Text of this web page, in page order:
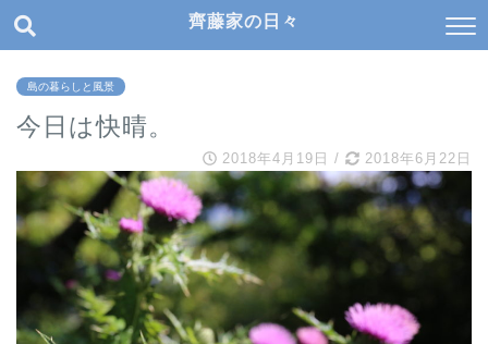
齊藤家の日々
島の暮らしと風景
今日は快晴。
2018年4月19日 / 2018年6月22日